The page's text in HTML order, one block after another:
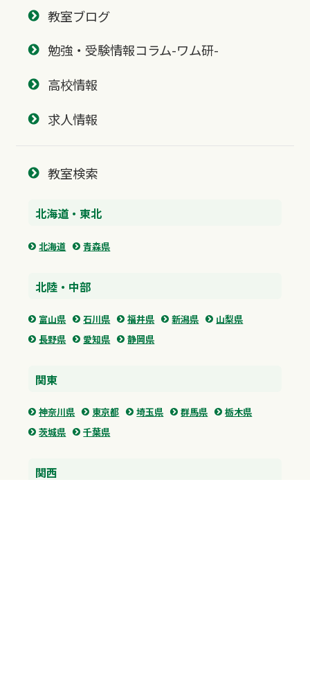
教室ブログ
勉強・受験情報コラム-ワム研-
高校情報
求人情報
教室検索
北海道・東北
北海道 青森県
北陸・中部
富山県 石川県 福井県 新潟県
山梨県
長野県
愛知県 静岡県
関東
神奈川県 東京都 埼玉県 群馬県
栃木県
茨城県
千葉県
関西